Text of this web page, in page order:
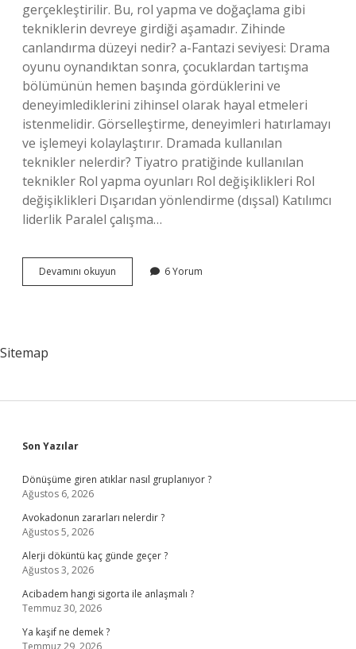
gerçekleştirilir. Bu, rol yapma ve doğaçlama gibi
tekniklerin devreye girdiği aşamadır. Zihinde
canlandırma düzeyi nedir? a-Fantazi seviyesi: Drama
oyunu oynandıktan sonra, çocuklardan tartışma
bölümünün hemen başında gördüklerini ve
deneyimlediklerini zihinsel olarak hayal etmeleri
istenmelidir. Görselleştirme, deneyimleri hatırlamayı
ve işlemeyi kolaylaştırır. Dramada kullanılan
teknikler nelerdir? Tiyatro pratiğinde kullanılan
teknikler Rol yapma oyunları Rol değişiklikleri Rol
değişiklikleri Dışarıdan yönlendirme (dışsal) Katılımcı
liderlik Paralel çalışma…
Devamını okuyun Dramada
Zihinde
6 Yorum
Sitemap
Sidebar
Son Yazılar
Dönüşüme giren atıklar nasıl gruplanıyor ?
Ağustos 6, 2026
Avokadonun zararları nelerdir ?
Ağustos 5, 2026
Alerji döküntü kaç günde geçer ?
Ağustos 3, 2026
Acibadem hangi sigorta ile anlaşmalı ?
Temmuz 30, 2026
Ya kaşif ne demek ?
Temmuz 29, 2026